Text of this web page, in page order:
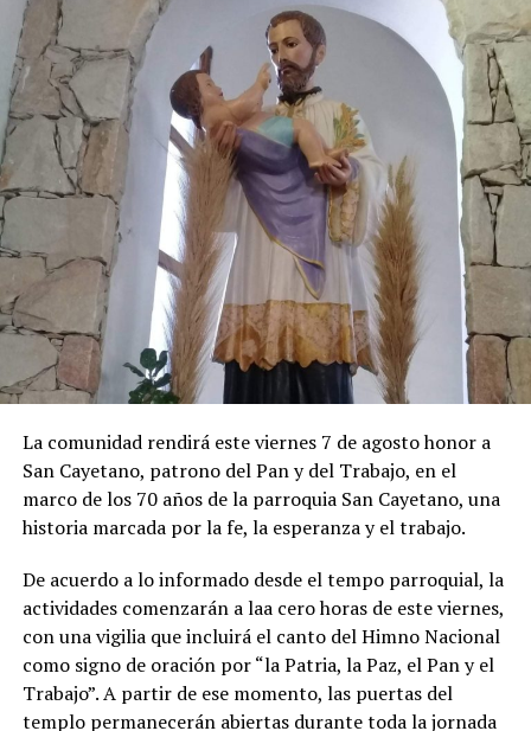
La comunidad rendirá este viernes 7 de agosto honor a
San Cayetano, patrono del Pan y del Trabajo, en el
marco de los 70 años de la parroquia San Cayetano, una
historia marcada por la fe, la esperanza y el trabajo.
De acuerdo a lo informado desde el tempo parroquial, la
actividades comenzarán a laa cero horas de este viernes,
con una vigilia que incluirá el canto del Himno Nacional
como signo de oración por “la Patria, la Paz, el Pan y el
Trabajo”. A partir de ese momento, las puertas del
templo permanecerán abiertas durante toda la jornada